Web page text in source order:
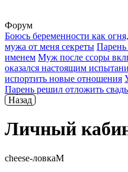
Форум
Боюсь беременности как
мужа от меня секреты Парень
именем Муж после ссоры
оказался настоящим
испортить новые отношения
Парень решил отложить
Назад
Личный
cheese-ловкаМ